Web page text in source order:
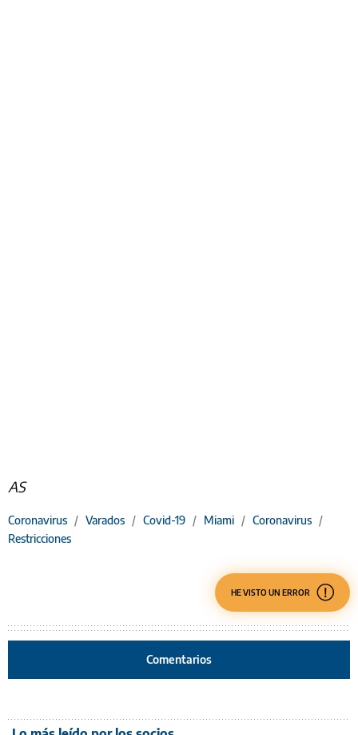
AS
Coronavirus / Varados / Covid-19 / Miami / Coronavirus /
Restricciones
HE VISTO UN ERROR
Comentarios